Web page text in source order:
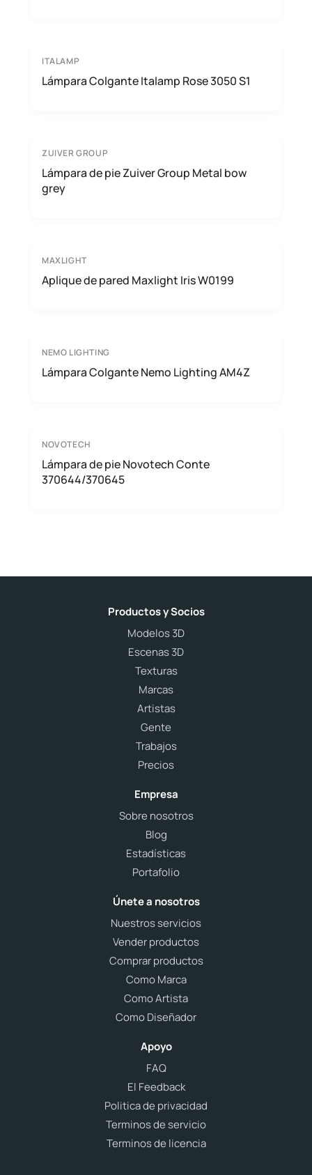
ITALAMP
Lámpara Colgante Italamp Rose 3050 S1
ZUIVER GROUP
Lámpara de pie Zuiver Group Metal bow
grey
MAXLIGHT
Aplique de pared Maxlight Iris W0199
NEMO LIGHTING
Lámpara Colgante Nemo Lighting AM4Z
NOVOTECH
Lámpara de pie Novotech Conte
370644/370645
Productos y Socios
Modelos 3D
Escenas 3D
Texturas
Marcas
Artistas
Gente
Trabajos
Precios
Empresa
Sobre nosotros
Blog
Estadísticas
Portafolio
Únete a nosotros
Nuestros servicios
Vender productos
Comprar productos
Como Marca
Como Artista
Como Diseñador
Apoyo
FAQ
El Feedback
Politica de privacidad
Terminos de servicio
Terminos de licencia